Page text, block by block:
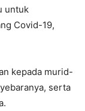
untuk
Covid-19,
kepada murid-
serta